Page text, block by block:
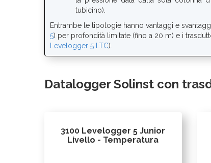
tubicino).
Entrambe le tipologie hanno vantaggi e
5) per profondità limitate (fino a 20 m) e i
Levelogger 5 LTC).
Datalogger Solinst con
3100 Levelogger 5 Junior
Livello - Temperatura